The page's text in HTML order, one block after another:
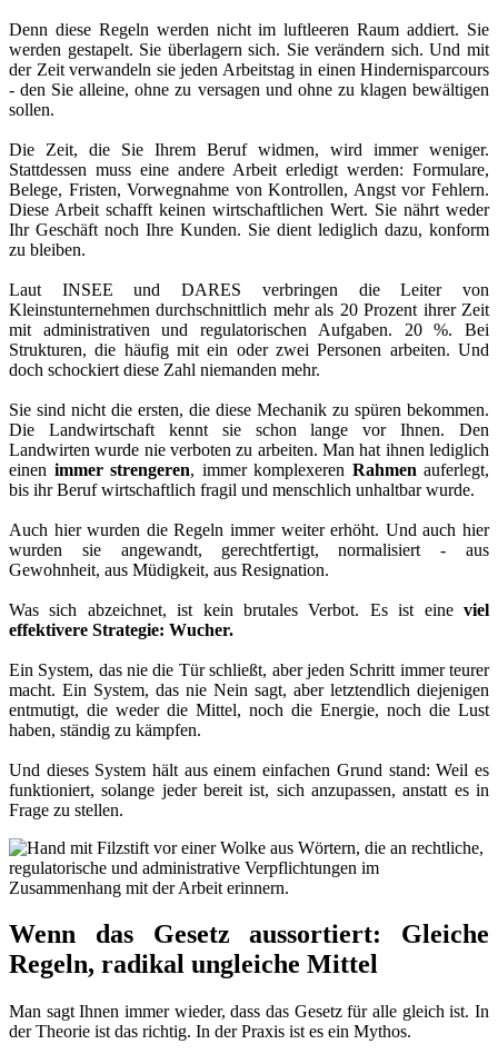
Denn diese Regeln werden nicht im luftleeren Raum addiert. Sie
werden gestapelt. Sie überlagern sich. Sie verändern sich. Und mit
der Zeit verwandeln sie jeden Arbeitstag in einen Hindernisparcours
- den Sie alleine, ohne zu versagen und ohne zu klagen bewältigen
sollen.
Die Zeit, die Sie Ihrem Beruf widmen, wird immer weniger.
Stattdessen muss eine andere Arbeit erledigt werden: Formulare,
Belege, Fristen, Vorwegnahme von Kontrollen, Angst vor Fehlern.
Diese Arbeit schafft keinen wirtschaftlichen Wert. Sie nährt weder
Ihr Geschäft noch Ihre Kunden. Sie dient lediglich dazu, konform
zu bleiben.
Laut INSEE und DARES verbringen die Leiter von
Kleinstunternehmen durchschnittlich mehr als 20 Prozent ihrer Zeit
mit administrativen und regulatorischen Aufgaben. 20 %. Bei
Strukturen, die häufig mit ein oder zwei Personen arbeiten. Und
doch schockiert diese Zahl niemanden mehr.
Sie sind nicht die ersten, die diese Mechanik zu spüren bekommen.
Die Landwirtschaft kennt sie schon lange vor Ihnen. Den
Landwirten wurde nie verboten zu arbeiten. Man hat ihnen lediglich
einen immer strengeren, immer komplexeren Rahmen auferlegt,
bis ihr Beruf wirtschaftlich fragil und menschlich unhaltbar wurde.
Auch hier wurden die Regeln immer weiter erhöht. Und auch hier
wurden sie angewandt, gerechtfertigt, normalisiert - aus
Gewohnheit, aus Müdigkeit, aus Resignation.
Was sich abzeichnet, ist kein brutales Verbot. Es ist eine viel
effektivere Strategie: Wucher.
Ein System, das nie die Tür schließt, aber jeden Schritt immer teurer
macht. Ein System, das nie Nein sagt, aber letztendlich diejenigen
entmutigt, die weder die Mittel, noch die Energie, noch die Lust
haben, ständig zu kämpfen.
Und dieses System hält aus einem einfachen Grund stand: Weil es
funktioniert, solange jeder bereit ist, sich anzupassen, anstatt es in
Frage zu stellen.
Wenn das Gesetz aussortiert: Gleiche
Regeln, radikal ungleiche Mittel
Man sagt Ihnen immer wieder, dass das Gesetz für alle gleich ist. In
der Theorie ist das richtig. In der Praxis ist es ein Mythos.